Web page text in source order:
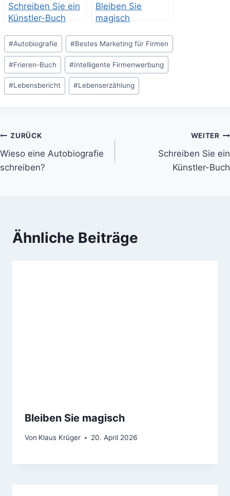
Schreiben Sie ein
Künstler-Buch
Bleiben Sie
magisch
Schlagworte:
#Autobiografie #Bestes Marketing für Firmen
#Frieren-Buch #Intelligente Firmenwerbung
#Lebensbericht #Lebenserzählung
Beitragsnavigation
ZURÜCK
Wieso eine Autobiografie
schreiben?
WEITER
Schreiben Sie ein
Künstler-Buch
Ähnliche Beiträge
Bleiben Sie magisch
Von Klaus Krüger 20. April 2026